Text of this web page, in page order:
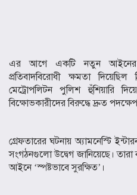
এর আগে একটি নতুন আইনের
প্রতিবাদবিরোধী ক্ষমতা
মেট্রোপলিটন পুলিশ হুঁশিয়ারি
বিক্ষোভকারীদের বিরুদ্ধে দ্রুত
গ্রেফতারের ঘটনায় অ্যামনেস্টি
সংগঠনগুলো উদ্বেগ জানিয়েছে। তারা
আইনে ‘স্পষ্টভাবে সুরক্ষিত’।